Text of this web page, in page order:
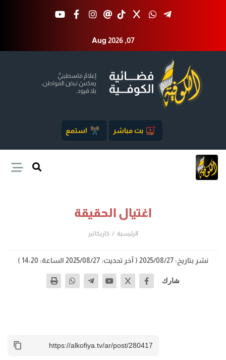
Aug 2026 ,07
بث مباشر استمع
اغتيال الحقيقة
الرئيسية كاريكاتير
نشر بتاريخ: 2025/08/27 ( آخر تحديث: 2025/08/27 الساعة: 14:20 )
شارك